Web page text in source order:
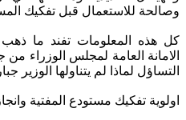
وصالحة للاستعمال قبل تفكيك
كل هذه المعلومات تفند ما ذهب
الامانة العامة لمجلس الوزراء
التساؤل لماذا لم يتناولها الوزير
اولوية تفكيك مستودع المفتية